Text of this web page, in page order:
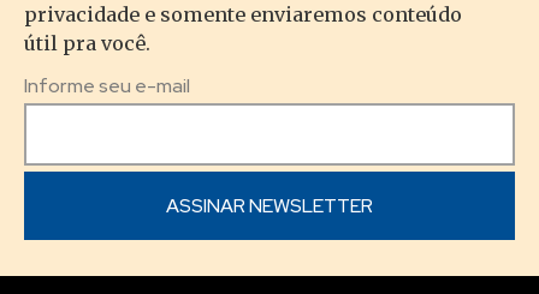
privacidade e somente enviaremos conteúdo
útil pra você.
Informe seu e-mail